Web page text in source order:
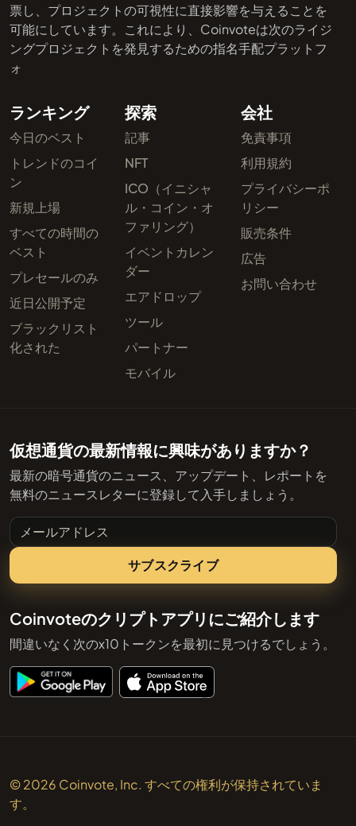
票し、プロジェクトの可視性に直接影響を与えることを
可能にしています。これにより、Coinvoteは次のライジ
ングプロジェクトを発見するための指名手配プラットフ
ォ
ランキング
今日のベスト
トレンドのコイ
ン
新規上場
すべての時間の
ベスト
プレセールのみ
近日公開予定
ブラックリスト
化された
探索
記事
NFT
ICO（イニシャ
ル・コイン・オ
ファリング）
イベントカレン
ダー
エアドロップ
ツール
パートナー
モバイル
会社
免責事項
利用規約
プライバシーポ
リシー
販売条件
広告
お問い合わせ
仮想通貨の最新情報に興味がありますか？
最新の暗号通貨のニュース、アップデート、レポートを
無料のニュースレターに登録して入手しましょう。
メールアドレス
サブスクライブ
Coinvoteのクリプトアプリにご紹介します
間違いなく次のx10トークンを最初に見つけるでしょう。
© 2026 Coinvote, Inc. すべての権利が保持されていま
す。